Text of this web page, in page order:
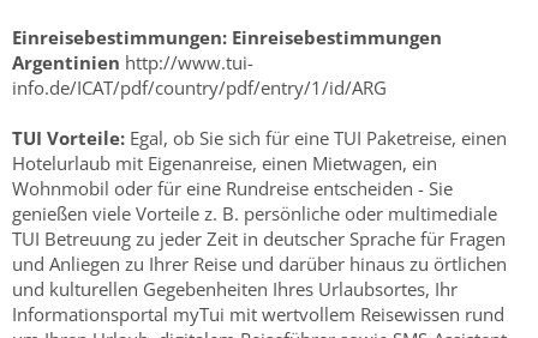
Einreisebestimmungen: Einreisebestimmungen
Argentinien http://www.tui-
info.de/ICAT/pdf/country/pdf/entry/1/id/ARG
TUI Vorteile: Egal, ob Sie sich für eine TUI Paketreise, einen
Hotelurlaub mit Eigenanreise, einen Mietwagen, ein
Wohnmobil oder für eine Rundreise entscheiden - Sie
genießen viele Vorteile z. B. persönliche oder multimediale
TUI Betreuung zu jeder Zeit in deutscher Sprache für Fragen
und Anliegen zu Ihrer Reise und darüber hinaus zu örtlichen
und kulturellen Gegebenheiten Ihres Urlaubsortes, Ihr
Informationsportal myTui mit wertvollem Reisewissen rund